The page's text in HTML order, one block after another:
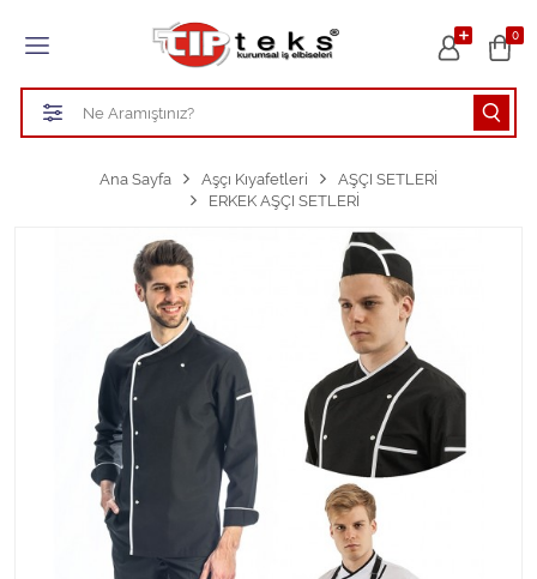
0
Tüm Kategoriler
HASTANE KIYAFETLERİ
TEMİZLİK PERSONEL FORMALARI
Aşçı Kıyafetleri
Tüm Kategorileri Gör
Ana Sayfa Aşçı Kıyafetleri
AŞÇI SETLERİ
ERKEK AŞÇI SETLERİ